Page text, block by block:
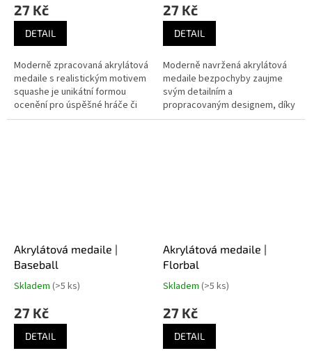
27 Kč
DETAIL
Moderně zpracovaná akrylátová
medaile s realistickým motivem
squashe je unikátní formou
ocenění pro úspěšné hráče či
týmy na profesionálních i
27 Kč
DETAIL
Moderně navržená akrylátová
medaile bezpochyby zaujme
svým detailním a
propracovaným designem, díky
kterému se dokonale hodí jako
Akrylátová medaile |
Baseball
Skladem (>5 ks)
27 Kč
DETAIL
Akrylátová medaile |
Florbal
Skladem (>5 ks)
27 Kč
DETAIL